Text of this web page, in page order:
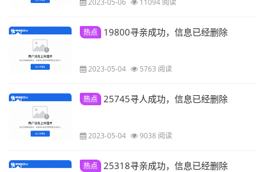
2023-05-06 11094 阅读
热点 19800寻亲成功，信息已经删除
2023-05-04 5763 阅读
热点 25745寻人成功，信息已经删除
2023-05-04 9038 阅读
热点 25318寻亲成功，信息已经删除